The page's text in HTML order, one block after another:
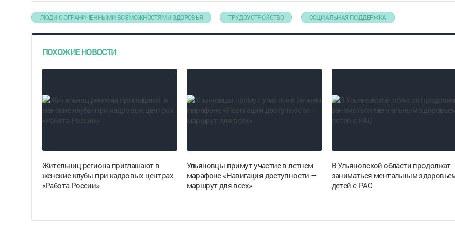
ЛЮДИ С ОГРАНИЧЕННЫМИ ВОЗМОЖНОСТЯМИ ЗДОРОВЬЯ ТРУДОУСТРОЙСТВО СОЦИАЛЬНАЯ ПОДДЕРЖКА
ПОХОЖИЕ НОВОСТИ
Жительниц региона приглашают в
женские клубы при кадровых центрах
«Работа России»
Ульяновцы примут участие в летнем
марафоне «Навигация доступности —
маршрут для всех»
В Ульяновской области продолжат
заниматься ментальным
детей с РАС